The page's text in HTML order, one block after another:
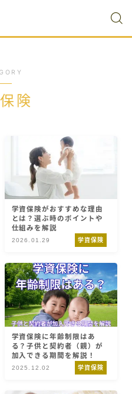
険
学資保険がおすすめな理由
とは？選ぶ時のポイントや
仕組みを解説
2026.01.29 学資保険
学資保険に年齢制限はあ
る？子供と契約者（親）が
加入できる期間を解説！
2025.12.02 学資保険